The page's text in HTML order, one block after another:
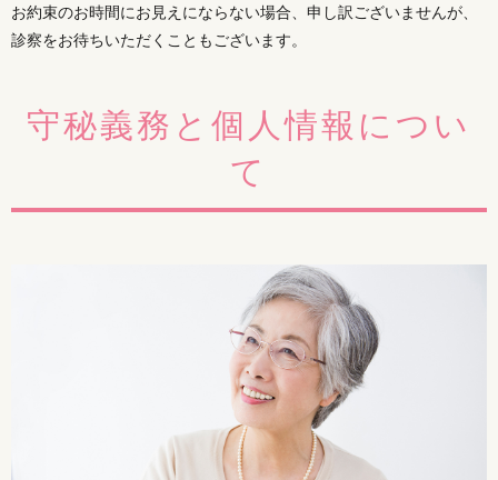
お約束のお時間にお見えにならない場合、申し訳ございませんが、
診察をお待ちいただくこともございます。
守秘義務と個人情報につい
て